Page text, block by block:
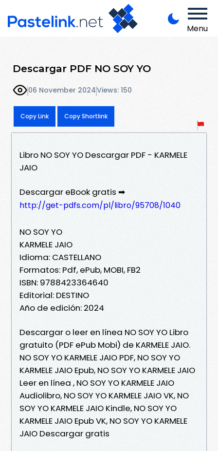
Menu
Descargar PDF NO SOY YO
06 November 2024Views: 150
Copy Link Copy Shortlink
Libro NO SOY YO Descargar PDF - KARMELE
JAIO
Descargar eBook gratis ➡
http://get-pdfs.com/pl/libro/95708/1040
NO SOY YO
KARMELE JAIO
Idioma: CASTELLANO
Formatos: Pdf, ePub, MOBI, FB2
ISBN: 9788423364640
Editorial: DESTINO
Año de edición: 2024
Descargar o leer en línea NO SOY YO Libro
gratuito (PDF ePub Mobi) de KARMELE JAIO.
NO SOY YO KARMELE JAIO PDF, NO SOY YO
KARMELE JAIO Epub, NO SOY YO KARMELE JAIO
Leer en línea , NO SOY YO KARMELE JAIO
Audiolibro, NO SOY YO KARMELE JAIO VK, NO
SOY YO KARMELE JAIO Kindle, NO SOY YO
KARMELE JAIO Epub VK, NO SOY YO KARMELE
JAIO Descargar gratis